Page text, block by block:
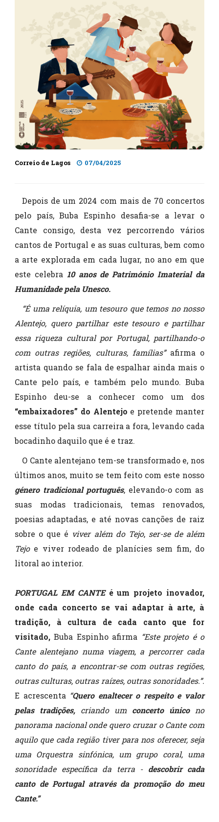
Correio de Lagos 07/04/2025
Depois de um 2024 com mais de 70 concertos
pelo país, Buba Espinho desafia-se a levar o
Cante consigo, desta vez percorrendo vários
cantos de Portugal e as suas culturas, bem como
a arte explorada em cada lugar, no ano em que
este celebra10 anos de Património Imaterial da
Humanidade pela Unesco.
“É uma relíquia, um tesouro que temos no nosso
Alentejo, quero partilhar este tesouro e partilhar
essa riqueza cultural por Portugal, partilhando-o
com outras regiões, culturas, famílias”afirma o
artista quando se fala de espalhar ainda mais o
Cante pelo país, e também pelo mundo. Buba
Espinho deu-se a conhecer como um dos
“embaixadores” do Alentejo e pretende manter
esse título pela sua carreira a fora, levando cada
bocadinho daquilo que é e traz.
O Cante alentejano tem-se transformado e, nos
últimos anos, muito se tem feito com este nosso
género tradicional português, elevando-o com as
suas modas tradicionais, temas renovados,
poesias adaptadas, e até novas canções de raiz
sobre o que é viver além do Tejo,ser-se de além
Tejoe viver rodeado de planícies sem fim, do
litoral ao interior.
PORTUGAL EM CANTEé um projeto inovador,
onde cada concerto se vai adaptar à arte, à
tradição, à cultura de cada canto que for
visitado,Buba Espinho afirma “Este projeto é o
Cante alentejano numa viagem, a percorrer cada
canto do país, a encontrar-se com outras regiões,
outras culturas, outras raízes, outras sonoridades.”.
E acrescenta“Quero enaltecer o respeito e valor
pelas tradições, criando um concerto únicono
panorama nacional onde quero cruzar o Cante com
aquilo que cada região tiver para nos oferecer, seja
uma Orquestra sinfónica, um grupo coral, uma
sonoridade específica da terra - descobrir cada
canto de Portugal através da promoção do meu
Cante.”